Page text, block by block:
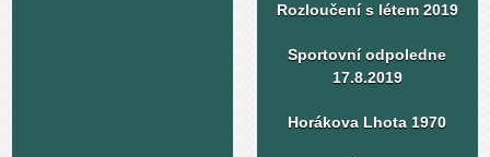
Rozloučení s létem 2019
Sportovní odpoledne
17.8.2019
Horákova Lhota 1970